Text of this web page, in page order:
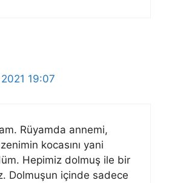
19:07
Rüyamda annemi,
kocasını yani
Hepimiz dolmuş ile bir
Dolmuşun içinde sadece